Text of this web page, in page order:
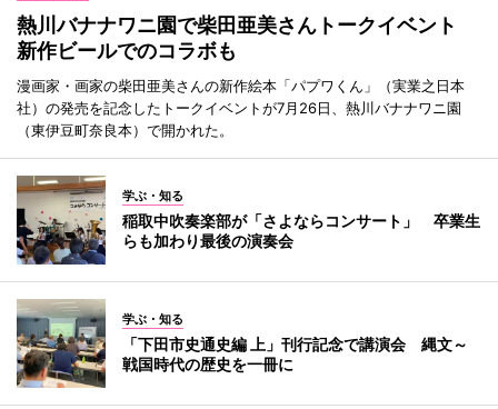
熱川バナナワニ園で柴田亜美さんトークイベント
新作ビールでのコラボも
漫画家・画家の柴田亜美さんの新作絵本「パプワくん」（実業之日本
社）の発売を記念したトークイベントが7月26日、熱川バナナワニ園
（東伊豆町奈良本）で開かれた。
学ぶ・知る
稲取中吹奏楽部が「さよならコンサート」 卒業生
らも加わり最後の演奏会
学ぶ・知る
「下田市史通史編 上」刊行記念で講演会 縄文～
戦国時代の歴史を一冊に